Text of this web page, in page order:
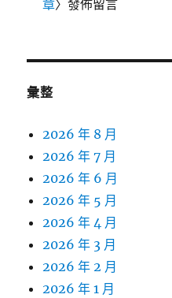
章〉發佈留言
彙整
2026 年 8 月
2026 年 7 月
2026 年 6 月
2026 年 5 月
2026 年 4 月
2026 年 3 月
2026 年 2 月
2026 年 1 月